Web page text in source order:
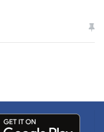
आरोपियों ने